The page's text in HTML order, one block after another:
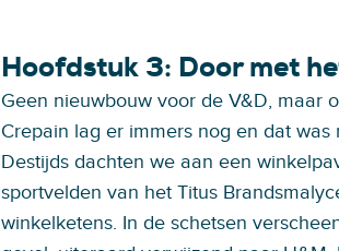
Hoofdstuk 3: Door met
Geen nieuwbouw voor de V&D, maar
Crepain lag er immers nog en dat
Destijds dachten we aan een
sportvelden van het Titus
winkelketens. In de schetsen